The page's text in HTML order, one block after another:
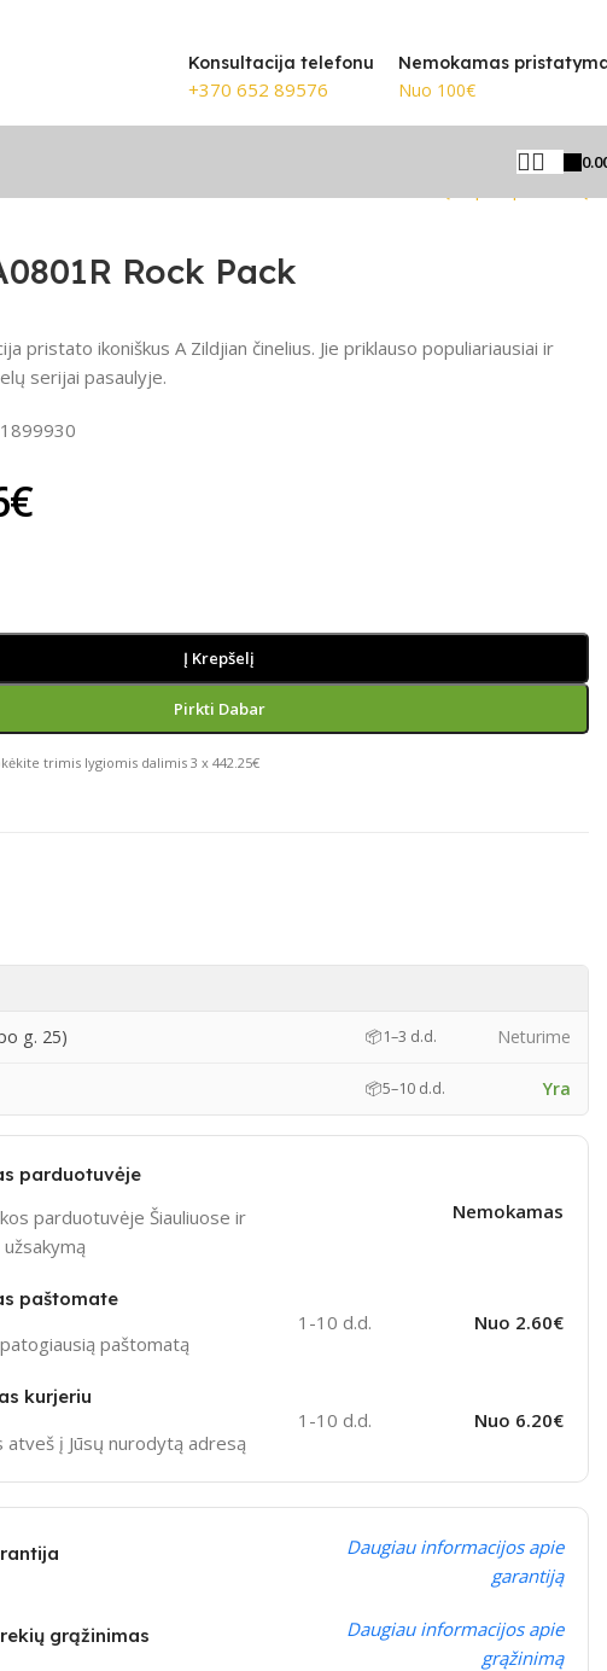
Konsultacija telefonu
+370 652 89576
Nemokamas
Nuo 100€
Rock Pack
pristato ikoniškus A Zildjian činelius. Jie priklauso populiariausiai ir
serijai pasaulyje.
1899930
€
Į Krepšelį
Pirkti Dabar
trimis lygiomis dalimis 3 x 442.25€
g. 25) 📦1–3 d.d. Neturime
📦5–10 d.d. Yra
parduotuvėje
parduotuvėje Šiauliuose ir
Nemokamas
paštomate
paštomatą
1-10 d.d. Nuo 2.60€
kurjeriu
į Jūsų nurodytą adresą
1-10 d.d. Nuo 6.20€
Daugiau informacijos apie
garantiją
grąžinimas
Daugiau informacijos apie
grąžinimą